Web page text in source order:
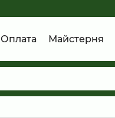
Оплата Майстерня